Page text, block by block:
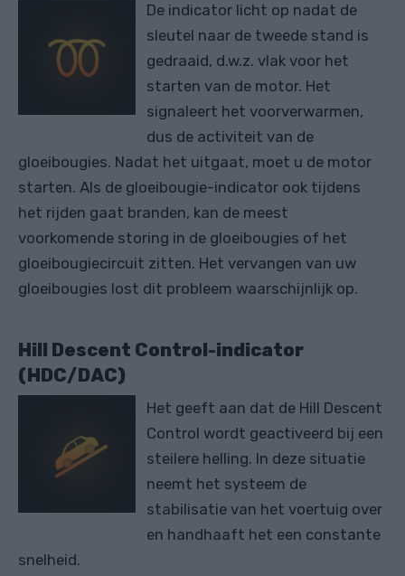
De indicator licht op nadat de
sleutel naar de tweede stand is
gedraaid, d.w.z. vlak voor het
starten van de motor. Het
signaleert het voorverwarmen,
dus de activiteit van de
gloeibougies. Nadat het uitgaat, moet u de motor
starten. Als de gloeibougie-indicator ook tijdens
het rijden gaat branden, kan de meest
voorkomende storing in de gloeibougies of het
gloeibougiecircuit zitten. Het vervangen van uw
gloeibougies lost dit probleem waarschijnlijk op.
Hill Descent Control-indicator
(HDC/DAC)
Het geeft aan dat de Hill Descent
Control wordt geactiveerd bij een
steilere helling. In deze situatie
neemt het systeem de
stabilisatie van het voertuig over
en handhaaft het een constante
snelheid.